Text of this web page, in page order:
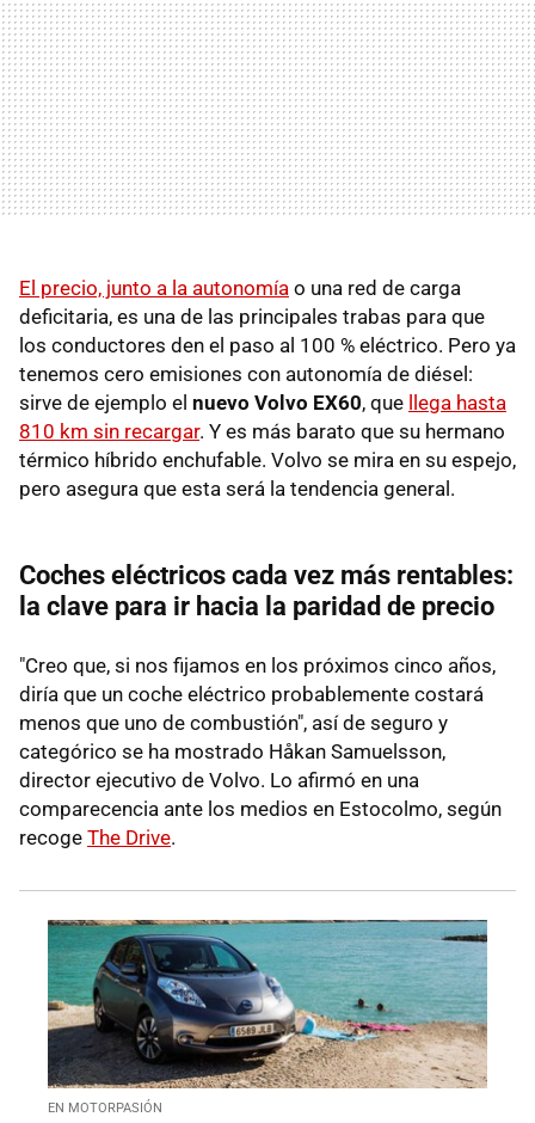
El precio, junto a la autonomía o una red de carga
deficitaria, es una de las principales trabas para que
los conductores den el paso al 100 % eléctrico. Pero ya
tenemos cero emisiones con autonomía de diésel:
sirve de ejemplo el nuevo Volvo EX60, que llega hasta
810 km sin recargar. Y es más barato que su hermano
térmico híbrido enchufable. Volvo se mira en su espejo,
pero asegura que esta será la tendencia general.
Coches eléctricos cada vez más rentables:
la clave para ir hacia la paridad de precio
"Creo que, si nos fijamos en los próximos cinco años,
diría que un coche eléctrico probablemente costará
menos que uno de combustión", así de seguro y
categórico se ha mostrado Håkan Samuelsson,
director ejecutivo de Volvo. Lo afirmó en una
comparecencia ante los medios en Estocolmo, según
recoge The Drive.
EN MOTORPASIÓN